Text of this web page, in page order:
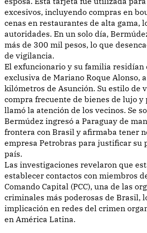
excesivos, incluyendo compras en
cenas en restaurantes de alta gama,
autoridades. En un solo día,
más de 300 mil pesos, lo que
de vigilancia.
El exfuncionario y su familia residían
exclusiva de Mariano Roque Alonso,
kilómetros de Asunción. Su estilo de
compra frecuente de bienes de lujo y
llamó la atención de los vecinos. Se
Bermúdez ingresó a Paraguay de
frontera con Brasil y afirmaba tener
empresa Petrobras para justificar su
país.
Las investigaciones revelaron que
establecer contactos con miembros
Comando Capital (PCC), una de las
criminales más poderosas de Brasil,
implicación en redes del crimen
en América Latina.